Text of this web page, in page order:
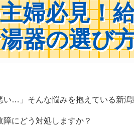
婦必見！
器の選び
い…」そんな悩みを抱えている新潟
にどう対処しますか？